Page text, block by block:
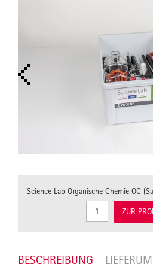
Science Lab Organische Chemie OC
ZUR
BESCHREIBUNG